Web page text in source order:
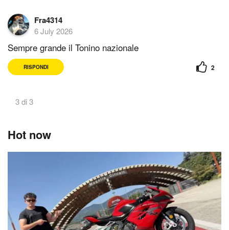
Fra4314
6 July 2026
Sempre grande il Tonino nazionale
RISPONDI 2
3 di 3
Hot now